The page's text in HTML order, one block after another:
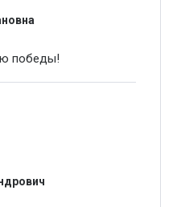
победы!